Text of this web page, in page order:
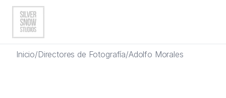
Inicio/Directores de Fotografía/Adolfo Morales